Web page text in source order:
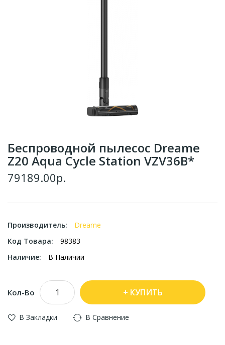
Беспроводной пылесос Dreame
Z20 Aqua Cycle Station VZV36B*
79189.00р.
Производитель:
Dreame
Код Товара:
98383
Наличие:
В Наличии
Кол-Во КУПИТЬ
В Закладки В Сравнение